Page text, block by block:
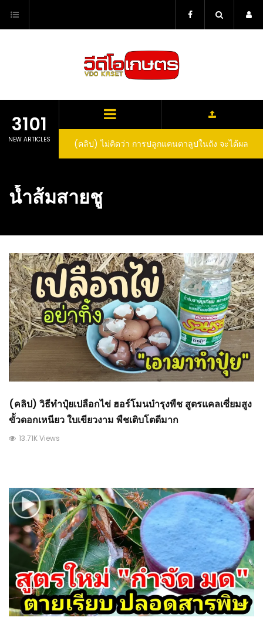
content
3101
NEW ARTICLES
(คลิป) ไม่คิดว่า การปลูกแคนตาลูปในถัง จะได้ผล
ลูกโตและหวานขนาดนี้ I didn’t expect that
(คลิป) วิธีทำไวน์สับปะรด Pineapple Wine
น้ำส้มสายชู
(คลิป) วิธีทำปุ๋ยเปลือกไข่ ฮอร์โมนบำรุงพืช สูตรแคลเซี่ยมสูง
ขั้วดอกเหนียว ใบเขียวงาม พืชเติบโตดีมาก
13.71K Views